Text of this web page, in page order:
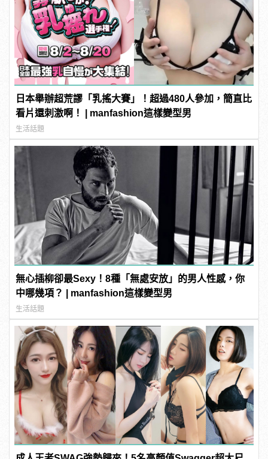
日本舉辦超荒謬「乳搖大賽」！超過480人參加，簡直比
看片還刺激啊！ | manfashion這樣變型男
生活話題
無心插柳卻最Sexy！8種「無處安放」的男人性感，你
中哪幾項？ | manfashion這樣變型男
生活話題